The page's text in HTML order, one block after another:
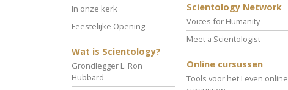
In onze kerk
Feestelijke Opening
Wat is Scientology?
Grondlegger L. Ron
Hubbard
Scientology Network
Voices for Humanity
Meet a Scientologist
Online cursussen
Tools voor het Leven online